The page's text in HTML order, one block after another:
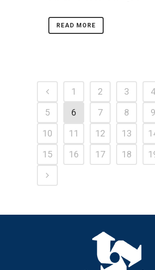
READ MORE
1 2 3
4
5
6 7 8
9
10
11 12 13
15
16 17 18